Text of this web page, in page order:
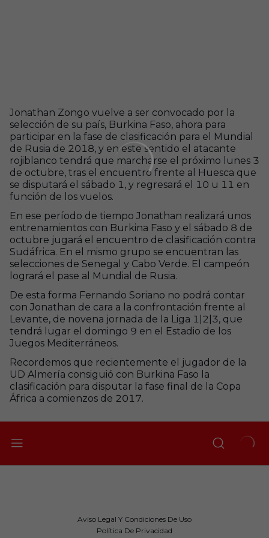
Jonathan Zongo vuelve a ser convocado por la
selección de su país, Burkina Faso, ahora para
participar en la fase de clasificación para el Mundial
de Rusia de 2018, y en este sentido el atacante
rojiblanco tendrá que marcharse el próximo lunes 3
de octubre, tras el encuentro frente al Huesca que
se disputará el sábado 1, y regresará el 10 u 11 en
función de los vuelos.
En ese período de tiempo Jonathan realizará unos
entrenamientos con Burkina Faso y el sábado 8 de
octubre jugará el encuentro de clasificación contra
Sudáfrica. En el mismo grupo se encuentran las
selecciones de Senegal y Cabo Verde. El campeón
logrará el pase al Mundial de Rusia.
De esta forma Fernando Soriano no podrá contar
con Jonathan de cara a la confrontación frente al
Levante, de novena jornada de la Liga 1|2|3, que
tendrá lugar el domingo 9 en el Estadio de los
Juegos Mediterráneos.
Recordemos que recientemente el jugador de la
UD Almería consiguió con Burkina Faso la
clasificación para disputar la fase final de la Copa
África a comienzos de 2017.
Aviso Legal Y Condiciones De Uso
Política De Privacidad